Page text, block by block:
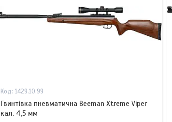
1429.10.99
Гвинтівка пневматична Beeman Xtreme Viper
кал. 4,5 мм